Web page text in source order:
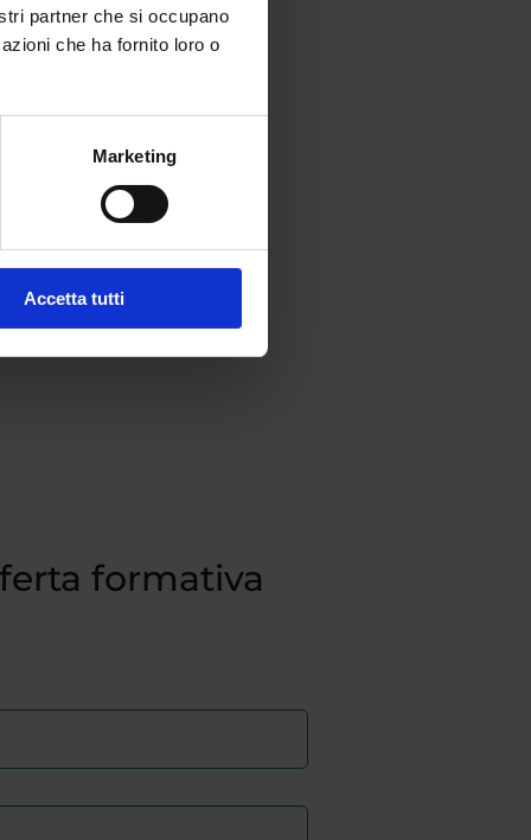
partner che si occupano
che ha fornito loro o
Marketing
Accetta tutti
formativa